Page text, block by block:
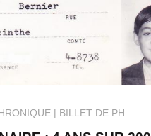
BILLET DE PH